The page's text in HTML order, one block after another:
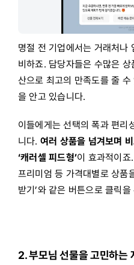
명절 전 기업에서는 거래처나
비하죠. 담당자들은 수많은
산으로 최고의 만족도를 줄
을 안고 있습니다.
이들에게는 선택의 폭과 편리
니다. 여러 상품을 넘겨보며
‘캐러셀 피드형’이 효과적이
프리미엄 등 가격대별로 상품
받기’와 같은 버튼으로 클릭
2. 부모님 선물을 고민하